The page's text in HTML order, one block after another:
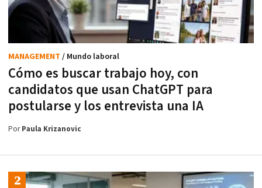
Cómo es buscar trabajo hoy, con
candidatos que usan ChatGPT para
postularse y los entrevista una IA
MANAGEMENT / Mundo laboral
PorPaula Krizanovic